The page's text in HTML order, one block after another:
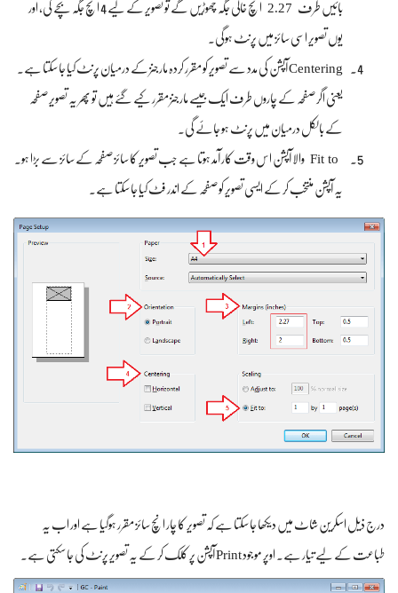
بائیں طرف 2.27 انچ خالی جگہ چھوڑیں گے تو تصویر کے لیے 4 انچ جگہ بچے گی، اور
یوں تصویر اسی سائز میں پرنٹ ہوگی۔
Centering آپشن کی مدد سے تصویر کو مقرر کردہ مارجنز کے درمیان پرنٹ کیا جا سکتا ہے۔
یعنی اگر صفحہ کے چاروں طرف ایک جیسے مارجنز مقرر کیے گئے ہیں تو پھر یہ تصویر صفحہ
کے بالکل درمیان میں پرنٹ ہو جائے گی۔
Fit to والا آپشن اس وقت کار آمد ہوتا ہے جب تصویر کا سائز صفحہ کے سائز سے بڑا ہو۔
یہ آپشن منتخب کر کے ایسی تصویر کو صفحہ کے اندر فٹ کیا جا سکتا ہے۔
درج ذیل اسکرین شاٹ میں دیکھا جا سکتا ہے کہ تصویر کا چار انچ سائز مقرر ہوگیا ہے اور اب یہ
طباعت کے لیے تیار ہے۔ اوپر موجود Print آپشن پر کلک کر کے یہ تصویر پرنٹ کی جا سکتی ہے۔